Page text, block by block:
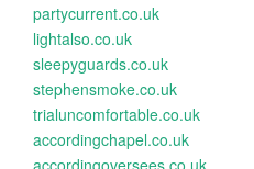
partycurrent.co.uk
lightalso.co.uk
sleepyguards.co.uk
stephensmoke.co.uk
trialuncomfortable.co.uk
accordingchapel.co.uk
accordingoversees.co.uk